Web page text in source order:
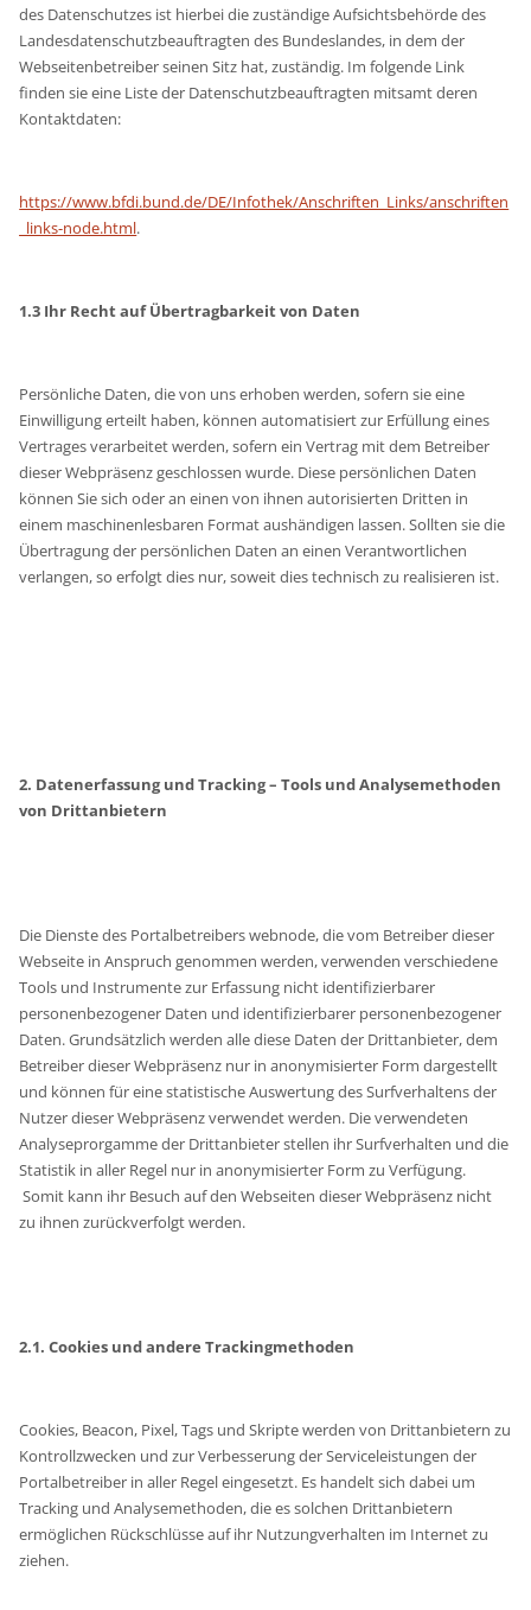
des Datenschutzes ist hierbei die zuständige Aufsichtsbehörde des
Landesdatenschutzbeauftragten des Bundeslandes, in dem der
Webseitenbetreiber seinen Sitz hat, zuständig. Im folgende Link
finden sie eine Liste der Datenschutzbeauftragten mitsamt deren
Kontaktdaten:
https://www.bfdi.bund.de/DE/Infothek/Anschriften_Links/anschriften
_links-node.html.
1.3 Ihr Recht auf Übertragbarkeit von Daten
Persönliche Daten, die von uns erhoben werden, sofern sie eine
Einwilligung erteilt haben, können automatisiert zur Erfüllung eines
Vertrages verarbeitet werden, sofern ein Vertrag mit dem Betreiber
dieser Webpräsenz geschlossen wurde. Diese persönlichen Daten
können Sie sich oder an einen von ihnen autorisierten Dritten in
einem maschinenlesbaren Format aushändigen lassen. Sollten sie die
Übertragung der persönlichen Daten an einen Verantwortlichen
verlangen, so erfolgt dies nur, soweit dies technisch zu realisieren ist.
2. Datenerfassung und Tracking – Tools und Analysemethoden
von Drittanbietern
Die Dienste des Portalbetreibers webnode, die vom Betreiber dieser
Webseite in Anspruch genommen werden, verwenden verschiedene
Tools und Instrumente zur Erfassung nicht identifizierbarer
personenbezogener Daten und identifizierbarer personenbezogener
Daten. Grundsätzlich werden alle diese Daten der Drittanbieter, dem
Betreiber dieser Webpräsenz nur in anonymisierter Form dargestellt
und können für eine statistische Auswertung des Surfverhaltens der
Nutzer dieser Webpräsenz verwendet werden. Die verwendeten
Analyseprorgamme der Drittanbieter stellen ihr Surfverhalten und die
Statistik in aller Regel nur in anonymisierter Form zu Verfügung.
Somit kann ihr Besuch auf den Webseiten dieser Webpräsenz nicht
zu ihnen zurückverfolgt werden.
2.1. Cookies und andere Trackingmethoden
Cookies, Beacon, Pixel, Tags und Skripte werden von Drittanbietern zu
Kontrollzwecken und zur Verbesserung der Serviceleistungen der
Portalbetreiber in aller Regel eingesetzt. Es handelt sich dabei um
Tracking und Analysemethoden, die es solchen Drittanbietern
ermöglichen Rückschlüsse auf ihr Nutzungverhalten im Internet zu
ziehen.